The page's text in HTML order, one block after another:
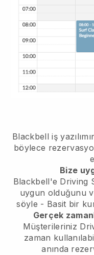
Blackbell iş
böylece
Bize
Blackbell'e Driving
uygun olduğunu
söyle - Basit bir
Gerçek
Müşterileriniz
zaman
anında